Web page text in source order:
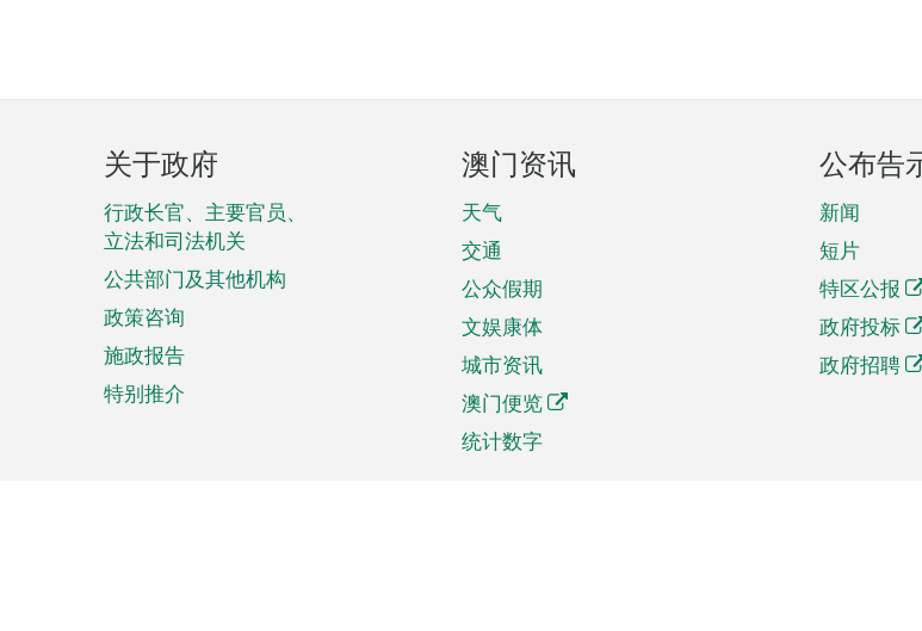
页
脚
菜
单
关于政府
行政长官、主要官员、
立法和司法机关
公共部门及其他机构
政策咨询
施政报告
特别推介
澳门资讯
天气
交通
公众假期
文娱康体
城市资讯
澳门便览
统计数字
公布告
新闻
短片
特区公报
政府投标
政府招聘